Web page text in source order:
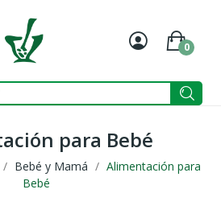
Mi
0
para Bebé
Bebé y Mamá
Alimentación para
Bebé